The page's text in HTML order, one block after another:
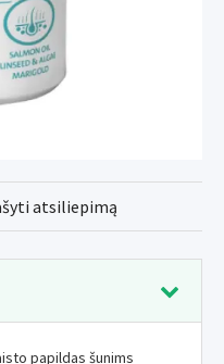
atsiliepimą
papildas šunims